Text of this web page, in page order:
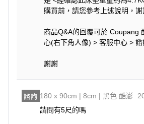
購買前，請您參考上述說明，謝
商品Q&A的回覆可於 Coupang
心(右下角人像) > 客服中心 >
謝謝
諮詢 180 x 90cm | 8cm | 黑色 酷澎
請問有5尺的嗎